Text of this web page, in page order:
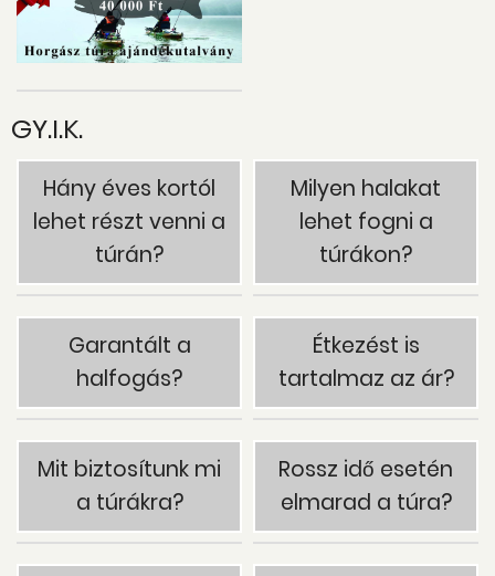
GY.I.K.
Hány éves kortól
lehet részt venni a
túrán?
Milyen halakat
lehet fogni a
túrákon?
Garantált a
halfogás?
Étkezést is
tartalmaz az ár?
Mit biztosítunk mi
a túrákra?
Rossz idő esetén
elmarad a túra?